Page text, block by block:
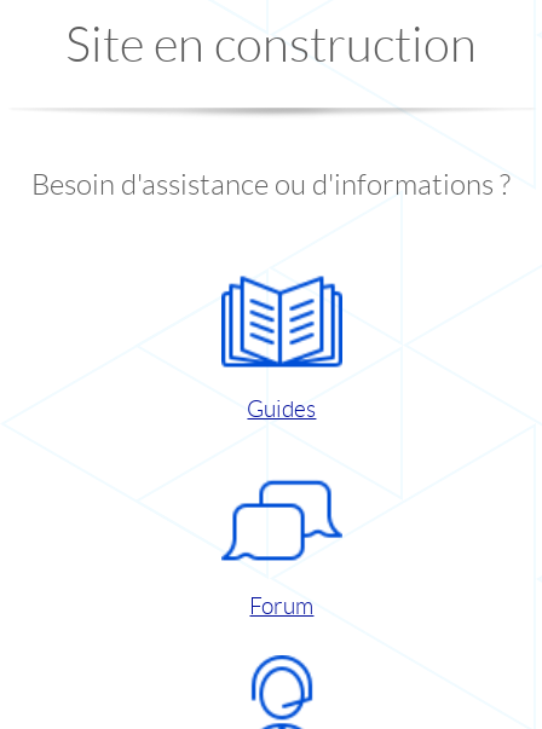
Site en construction
Besoin d'assistance ou d'informations ?
Guides
Forum